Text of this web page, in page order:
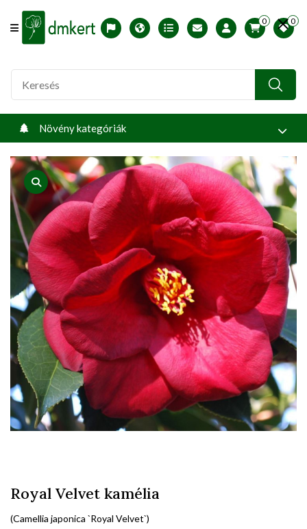
Offcanvas Menu Open
English version
Télállósági zónák
Nyomtatható ABC árjegyzék
Profilom
0 0
Növény kategóriák
product view
Royal Velvet kamélia
(Camellia japonica `Royal Velvet`)